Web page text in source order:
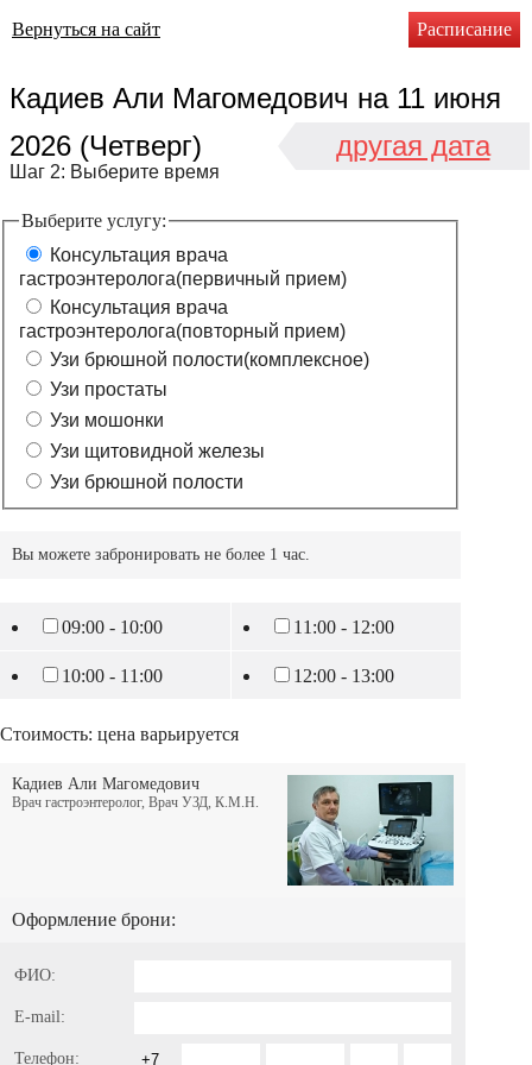
Вернуться на сайт Расписание
Кадиев Али Магомедович на 11 июня
2026 (Четверг)
другая дата
Шаг 2: Выберите время
Выберите услугу:
Консультация врача
гастроэнтеролога(первичный прием)
Консультация врача
гастроэнтеролога(повторный прием)
Узи брюшной полости(комплексное)
Узи простаты
Узи мошонки
Узи щитовидной железы
Узи брюшной полости
Вы можете забронировать не более 1 час.
09:00 - 10:00
10:00 - 11:00
11:00 - 12:00
12:00 - 13:00
Стоимость: цена варьируется
Кадиев Али Магомедович
Врач гастроэнтеролог, Врач УЗД, К.М.Н.
Оформление брони:
ФИО:
E-mail:
Телефон: